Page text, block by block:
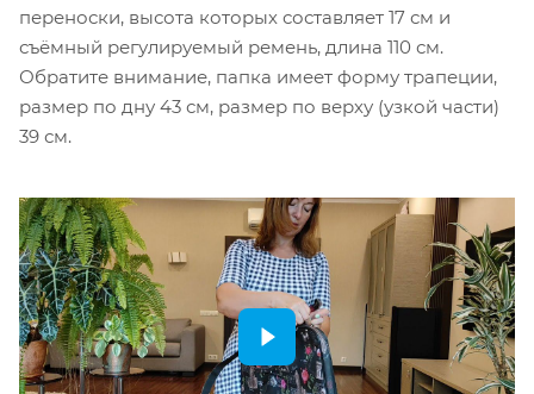
переноски, высота которых составляет 17 см и
съёмный регулируемый ремень, длина 110 см.
Обратите внимание, папка имеет форму трапеции,
размер по дну 43 см, размер по верху (узкой части)
39 см.